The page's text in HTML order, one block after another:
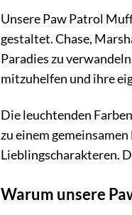
Unsere Paw Patrol
gestaltet. Chase,
Paradies zu
mitzuhelfen und ihre
Die leuchtenden
zu einem
Lieblingscharakteren.
Warum unsere